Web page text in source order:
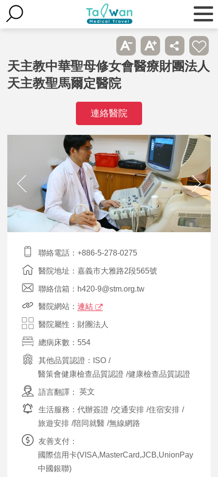
天主教中華聖母修女會醫療財團法人
天主教聖馬爾定醫院
連絡醫院
聯絡電話：+886-5-278-0275
醫院地址：嘉義市大雅路2段565號
聯絡信箱：h420-9@stm.org.tw
醫院網站： 連結
醫院屬性：財團法人
總病床數：554
其他品質認證： ISO /
醫策會健康檢查品質認證 /健康檢查品質認證
語言翻譯： 英文
生活服務： 代辦簽證 /交通安排 /住宿安排 /
旅遊安排 /陪同就醫 /無線網路
友善支付：
國際信用卡(VISA,MasterCard,JCB,UnionPay
中國銀聯)